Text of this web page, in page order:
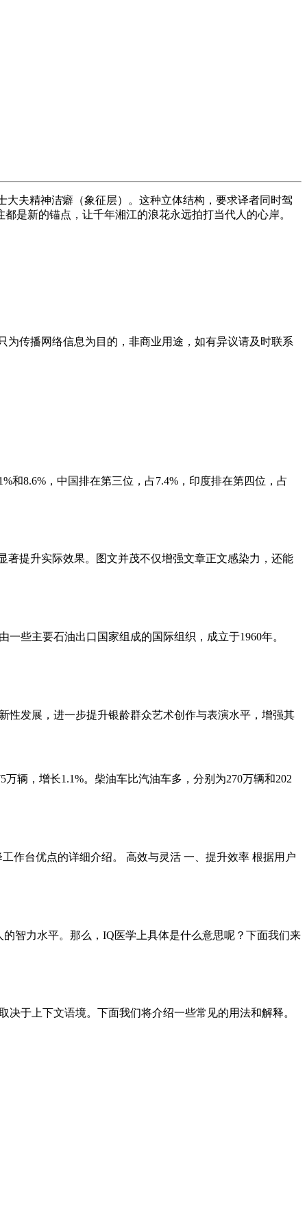
大夫精神洁癖（象征层）。这种立体结构，要求译者同时驾
是新的锚点，让千年湘江的浪花永远拍打当代人的心岸。
传播网络信息为目的，非商业用途，如有异议请及时联系
和8.6%，中国排在第三位，占7.4%，印度排在第四位，占
提升实际效果。图文并茂不仅增强文章正文感染力，还能
一些主要石油出口国家组成的国际组织，成立于1960年。
性发展，进一步提升银龄群众艺术创作与表演水平，增强其
辆，增长1.1%。柴油车比汽油车多，分别为270万辆和202
作台优点的详细介绍。 高效与灵活 一、提升效率 根据用户
智力水平。那么，IQ医学上具体是什么意思呢？下面我们来
决于上下文语境。下面我们将介绍一些常见的用法和解释。